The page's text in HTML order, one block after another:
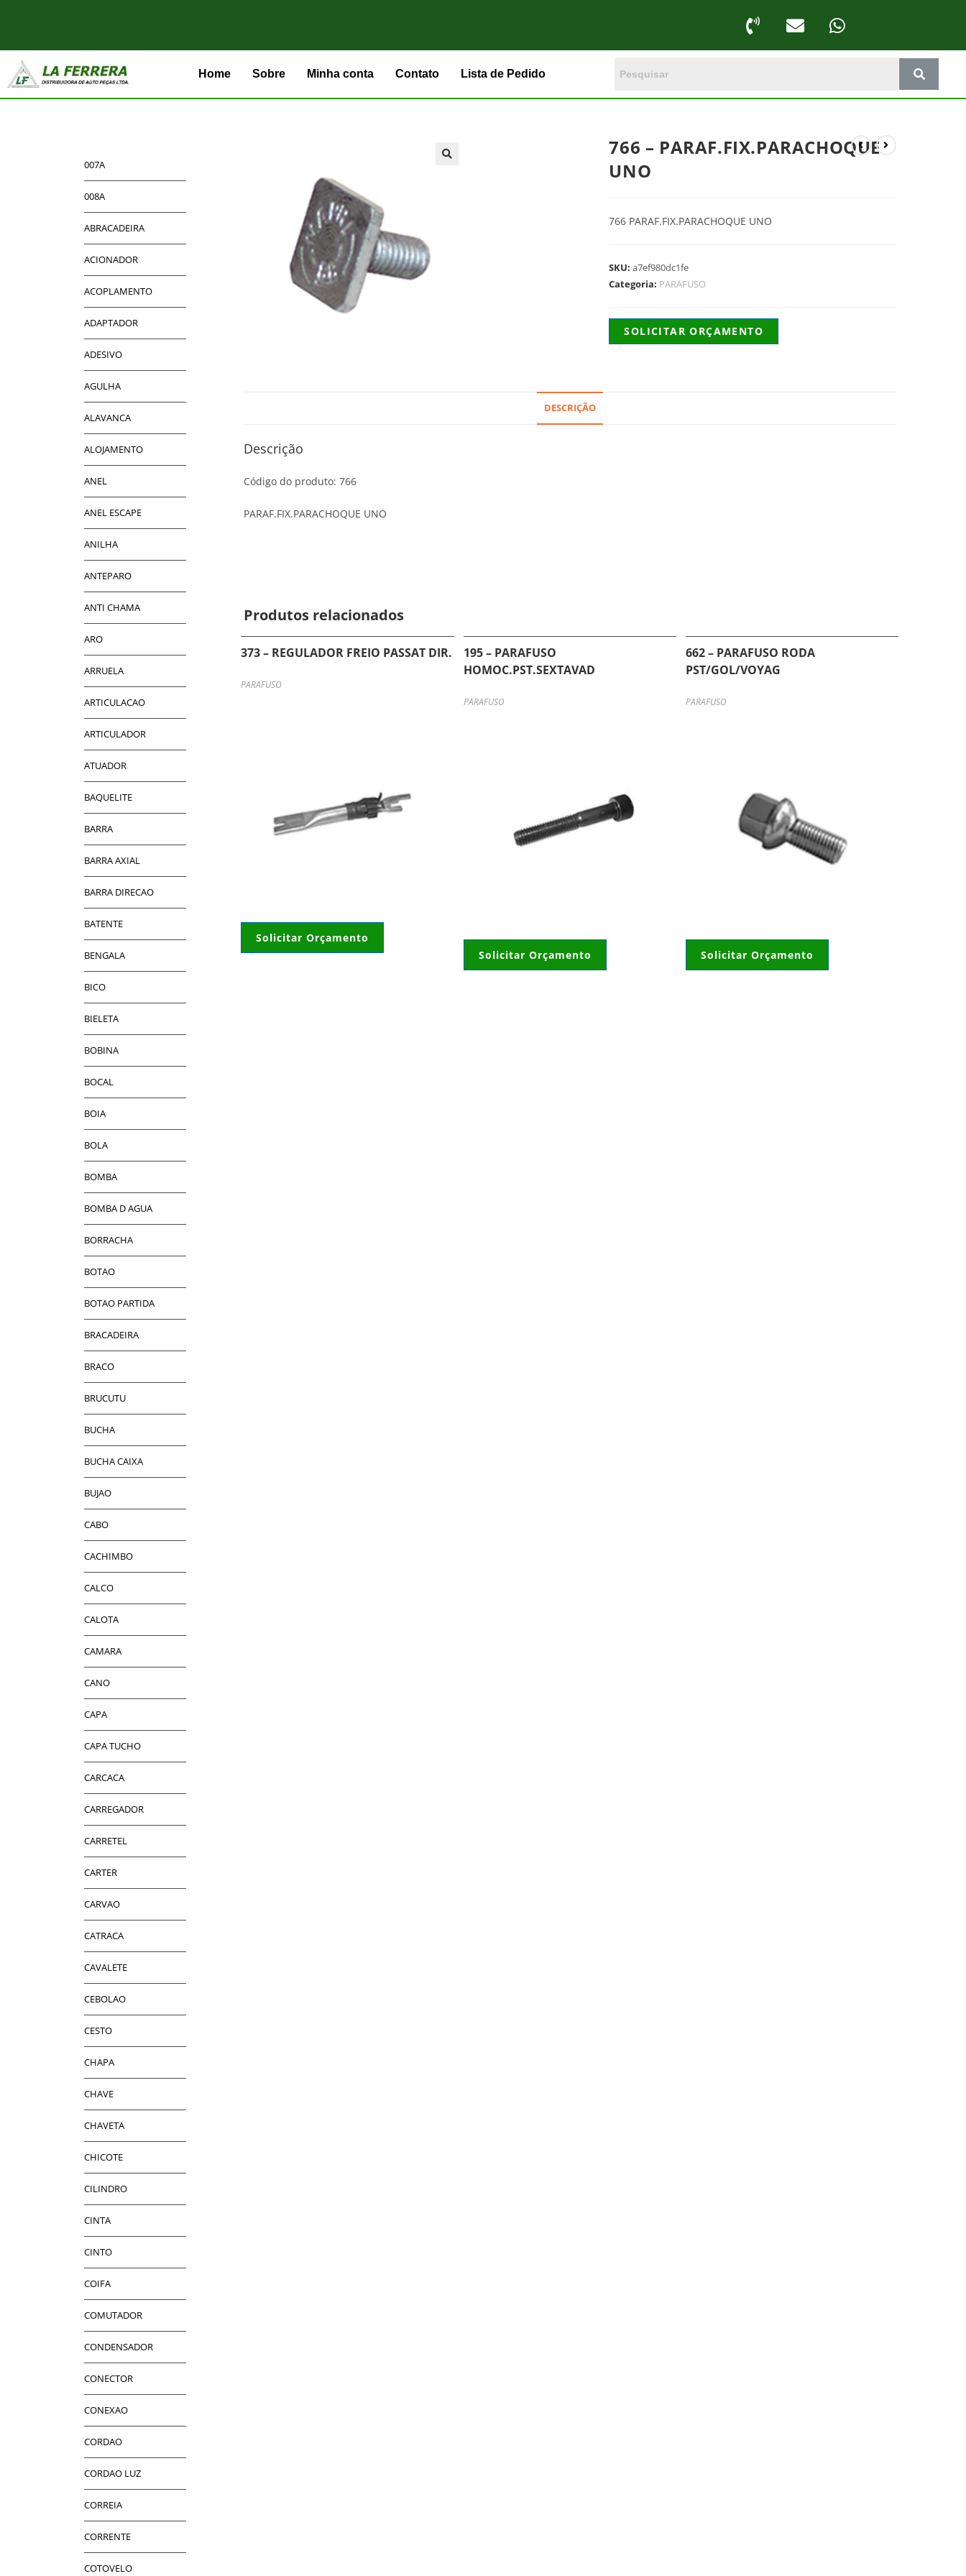
Home Sobre Minha conta Contato Lista de Pedido
766 – PARAF.FIX.PARACHOQUE
UNO
766 PARAF.FIX.PARACHOQUE UNO
SKU:a7ef980dc1fe
Categoria: PARAFUSO
SOLICITAR ORÇAMENTO
DESCRIÇÃO
Descrição
Código do produto: 766
PARAF.FIX.PARACHOQUE UNO
Produtos relacionados
373 – REGULADOR FREIO PASSAT DIR.
PARAFUSO
Solicitar Orçamento
195 – PARAFUSO
HOMOC.PST.SEXTAVAD
PARAFUSO
Solicitar Orçamento
662 – PARAFUSO RODA
PST/GOL/VOYAG
PARAFUSO
Solicitar Orçamento
007A
008A
ABRACADEIRA
ACIONADOR
ACOPLAMENTO
ADAPTADOR
ADESIVO
AGULHA
ALAVANCA
ALOJAMENTO
ANEL
ANEL ESCAPE
ANILHA
ANTEPARO
ANTI CHAMA
ARO
ARRUELA
ARTICULACAO
ARTICULADOR
ATUADOR
BAQUELITE
BARRA
BARRA AXIAL
BARRA DIRECAO
BATENTE
BENGALA
BICO
BIELETA
BOBINA
BOCAL
BOIA
BOLA
BOMBA
BOMBA D AGUA
BORRACHA
BOTAO
BOTAO PARTIDA
BRACADEIRA
BRACO
BRUCUTU
BUCHA
BUCHA CAIXA
BUJAO
CABO
CACHIMBO
CALCO
CALOTA
CAMARA
CANO
CAPA
CAPA TUCHO
CARCACA
CARREGADOR
CARRETEL
CARTER
CARVAO
CATRACA
CAVALETE
CEBOLAO
CESTO
CHAPA
CHAVE
CHAVETA
CHICOTE
CILINDRO
CINTA
CINTO
COIFA
COMUTADOR
CONDENSADOR
CONECTOR
CONEXAO
CORDAO
CORDAO LUZ
CORREIA
CORRENTE
COTOVELO